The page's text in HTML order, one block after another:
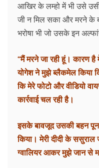
आखिर के लम्हो में भी उसे उसी
जी न मिल सका और मरने के
भरोषा भी जो उसके इन
“मैं मरने जा रही हूं। कारण
योगेश ने मुझे ब्लैकमेल किया
कि मेरे फोटो और वीडियो
कार्रवाई चल रही है।
इसके बावजूद उसकी बहन
किया। मेरी दीदी के
ग्वालियर आकर मुझे जान से